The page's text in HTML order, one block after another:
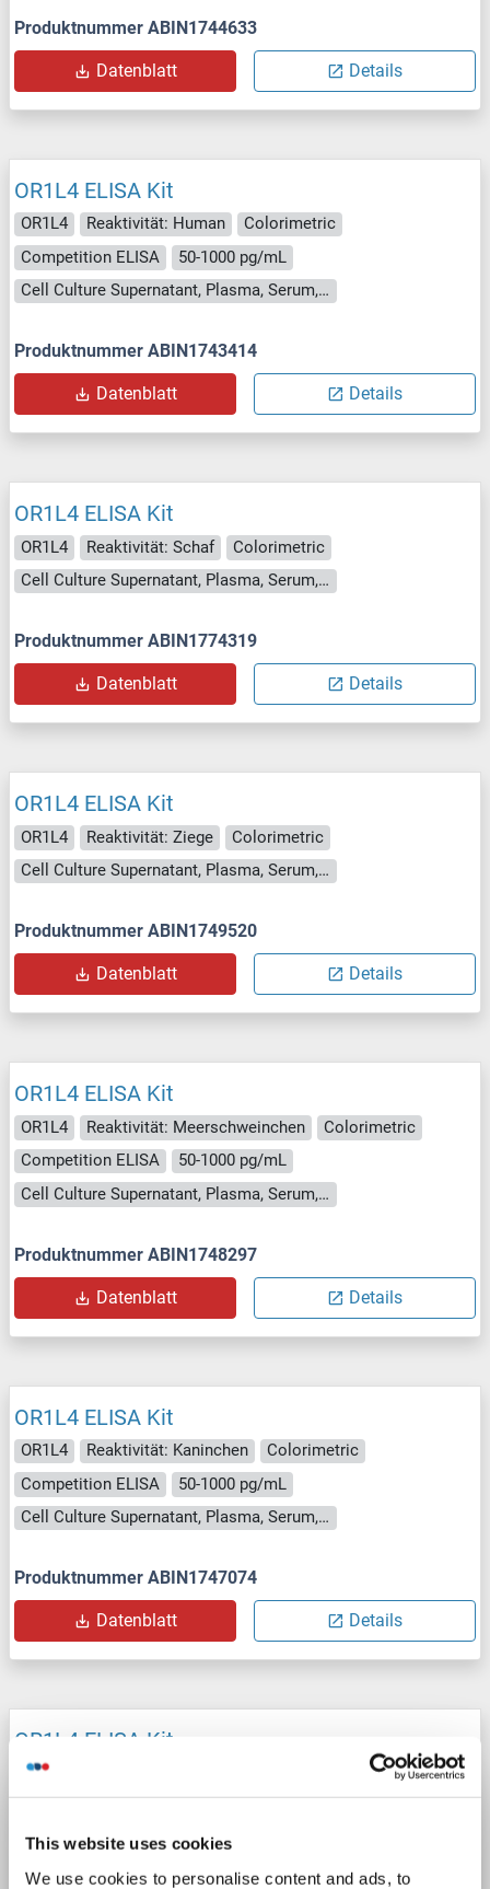
This website uses cookies
We use cookies to personalise content and ads, to
Produktnummer ABIN1744633
Datenblatt Details
OR1L4 ELISA Kit
OR1L4 Reaktivität: Human
Colorimetric
Competition ELISA
50-1000 pg/mL
Cell Culture Supernatant, Plasma, Serum, Tissue Homogenate
Produktnummer ABIN1743414
Datenblatt Details
OR1L4 ELISA Kit
OR1L4 Reaktivität: Schaf
Colorimetric
Cell Culture Supernatant, Plasma, Serum, Tissue Homogenate
Produktnummer ABIN1774319
Datenblatt Details
OR1L4 ELISA Kit
OR1L4 Reaktivität: Ziege
Colorimetric
Cell Culture Supernatant, Plasma, Serum, Tissue Homogenate
Produktnummer ABIN1749520
Datenblatt Details
OR1L4 ELISA Kit
OR1L4 Reaktivität: Meerschweinchen
Colorimetric
Competition ELISA
50-1000 pg/mL
Cell Culture Supernatant, Plasma, Serum, Tissue Homogenate
Produktnummer ABIN1748297
Datenblatt Details
OR1L4 ELISA Kit
OR1L4 Reaktivität: Kaninchen
Colorimetric
Competition ELISA
50-1000 pg/mL
Cell Culture Supernatant, Plasma, Serum, Tissue Homogenate
Produktnummer ABIN1747074
Datenblatt Details
OR1L4 ELISA Kit
OR1L4
Produktnummer ABIN1750743